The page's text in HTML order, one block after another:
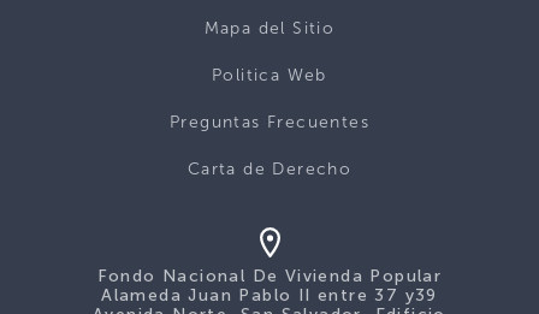
Mapa del Sitio
Politica Web
Preguntas Frecuentes
Carta de Derecho
Fondo Nacional De Vivienda Popular
Alameda Juan Pablo II entre 37 y39